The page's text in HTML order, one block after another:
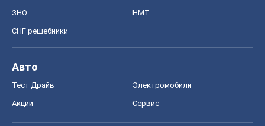
ЗНО НМТ
СНГ решебники
Авто
Тест Драйв Электромобили
Акции Сервис